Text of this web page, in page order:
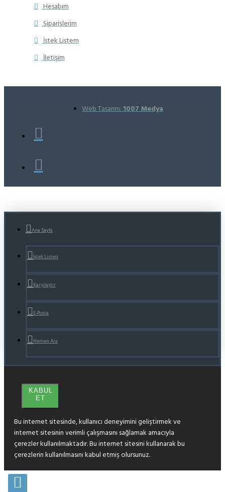
Hesabım
Siparişlerim
İstek Listem
İletişim
Web Tasarım:1007 Medya
Ana Sayfa
İstek Listesi
Karşılaştır
E-Posta
Hemen Ara
KABUL
ET
Bu internet sitesinde, kullanıcı deneyimini geliştirmek ve
internet sitesinin verimli çalışmasını sağlamak amacıyla
çerezler kullanılmaktadır. Bu internet sitesini kullanarak bu
çerezlerin kullanılmasını kabul etmiş olursunuz.